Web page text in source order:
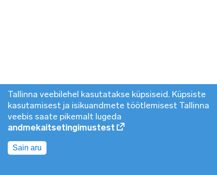
Tallinna veebilehel kasutatakse küpsiseid. Küpsiste
kasutamisest ja isikuandmete töötlemisest Tallinna
veebis saate pikemalt lugeda
andmekaitsetingimustest
Sain aru